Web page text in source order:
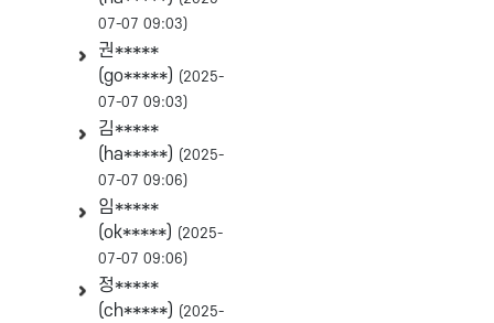
07-07 09:03)
권*****
(go*****) (2025-
07-07 09:03)
김*****
(ha*****) (2025-
07-07 09:06)
임*****
(ok*****) (2025-
07-07 09:06)
정*****
(ch*****) (2025-